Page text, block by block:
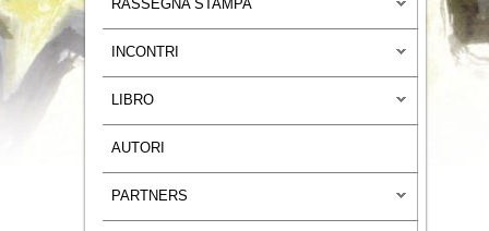
RASSEGNA STAMPA
INCONTRI
LIBRO
AUTORI
PARTNERS